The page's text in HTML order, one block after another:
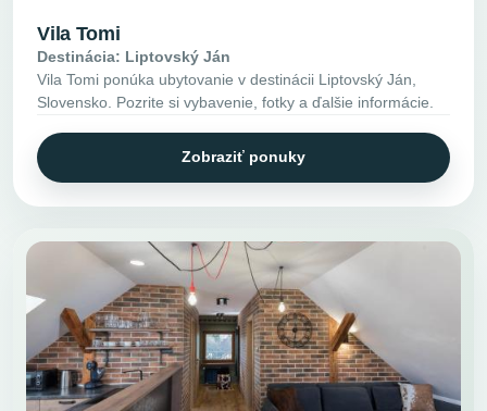
Vila Tomi
Destinácia: Liptovský Ján
Vila Tomi ponúka ubytovanie v destinácii Liptovský Ján,
Slovensko. Pozrite si vybavenie, fotky a ďalšie informácie.
Zobraziť ponuky